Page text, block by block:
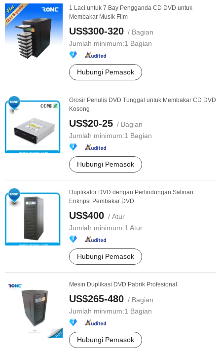
1 Laci untuk 7 Bay Pengganda CD DVD untuk
Membakar Musik Film
US$300-320 / Bagian
Jumlah minimum:1 Bagian
Hubungi Pemasok
Grosir Penulis DVD Tunggal untuk Membakar CD DVD
Kosong
US$20-25 / Bagian
Jumlah minimum:1 Bagian
Hubungi Pemasok
Duplikator DVD dengan Perlindungan Salinan
Enkripsi Pembakar DVD
US$400 / Atur
Jumlah minimum:1 Atur
Hubungi Pemasok
Mesin Duplikasi DVD Pabrik Profesional
US$265-480 / Bagian
Jumlah minimum:1 Bagian
Hubungi Pemasok